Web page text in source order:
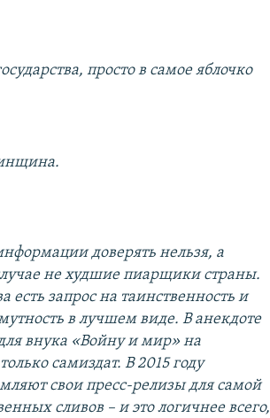
просто в самое яблочко
доверять нельзя, а
не худшие пиарщики страны.
запрос на таинственность и
в лучшем виде. В анекдоте
внука «Войну и мир» на
самиздат. В 2015 году
свои пресс-релизы для самой
сливов – и это логичнее всего,